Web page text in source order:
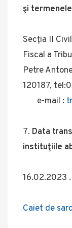
şi
Secția II
Fiscal a
Petre
120187,
e-mail :
Data
instituţiile
16.02.2023 .
Caiet de